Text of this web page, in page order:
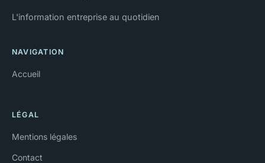
L'information entreprise au quotidien
NAVIGATION
Accueil
LÉGAL
Mentions légales
Contact